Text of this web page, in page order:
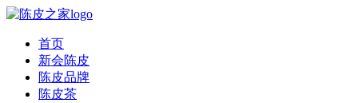
首页
新会陈皮
陈皮品牌
陈皮茶